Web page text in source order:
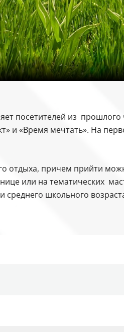
посетителей из
и «Время мечтать». На
отдыха, причем прийти
или на тематических
школьного